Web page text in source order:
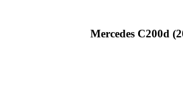
Mercedes C200d